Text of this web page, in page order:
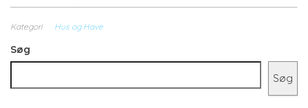
Kategori Hus og Have
Søg
Søg